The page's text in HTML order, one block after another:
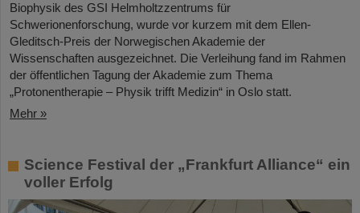
Biophysik des GSI Helmholtzzentrums für
Schwerionenforschung, wurde vor kurzem mit dem Ellen-
Gleditsch-Preis der Norwegischen Akademie der
Wissenschaften ausgezeichnet. Die Verleihung fand im Rahmen
der öffentlichen Tagung der Akademie zum Thema
„Protonentherapie – Physik trifft Medizin“ in Oslo statt.
Mehr »
Science Festival der „Frankfurt Alliance“ ein
voller Erfolg